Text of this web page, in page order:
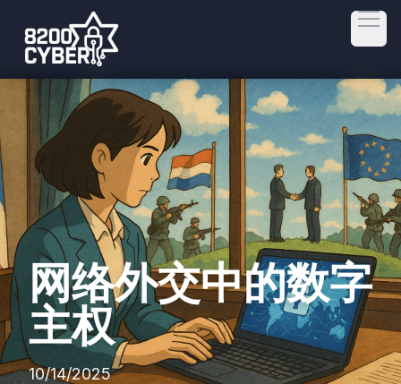
网络外交中的数字
主权
10/14/2025